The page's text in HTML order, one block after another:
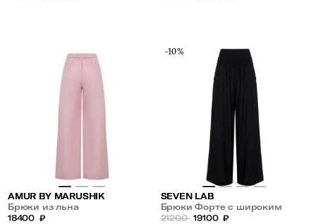
AMUR BY MARUSHIK
Брюки из льна
18400 ₽
-10%
SEVEN LAB
Брюки Форте с широким
поясом
21200 19100 ₽